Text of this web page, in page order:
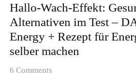
Hallo-Wach-Effekt:
Alternativen im Test –
Energy + Rezept für
selber machen
6 Comments